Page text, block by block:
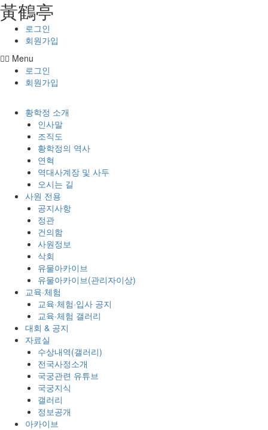
콘텐츠로
건너뛰기
⿈鶴亭
로그인
회원가입
Menu
로그인
회원가입
황학정 소개
인사말
조직도
황학정의 역사
연혁
역대사계장 및 사두
오시는 길
사원 전용
공지사항
정관
건의함
사원정보
삭회
유물아카이브
유물아카이브(관리자이상)
교육·체험
교육·체험·입사 공지
교육·체험 갤러리
대회 & 공지
자료실
수상내역(갤러리)
전국사정소개
국궁관련 유튜브
국궁지식
갤러리
정보공개
아카이브